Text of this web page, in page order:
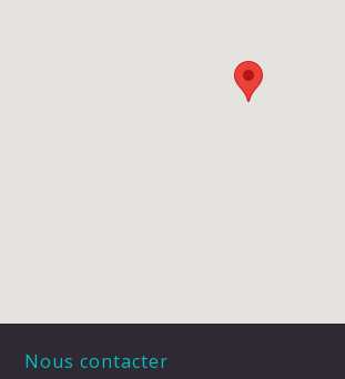
Nous contacter